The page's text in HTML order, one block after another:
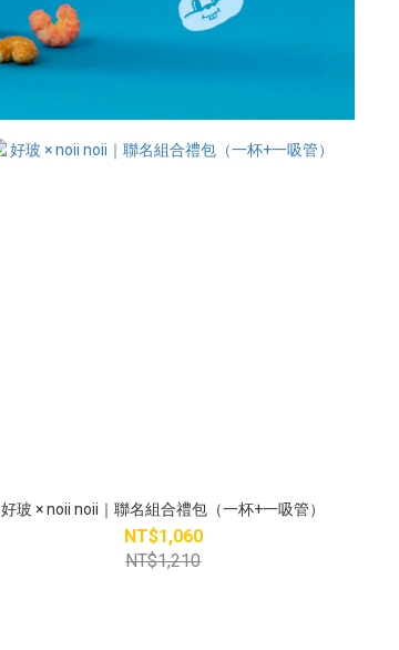
好玻 × noii noii｜聯名組合禮包（一杯+一吸管）
NT$1,060
NT$1,210